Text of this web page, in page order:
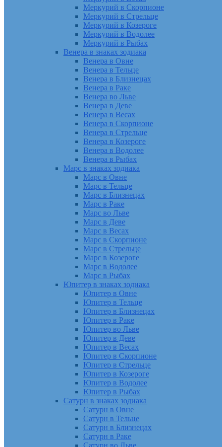
Меркурий в Скорпионе
Меркурий в Стрельце
Меркурий в Козероге
Меркурий в Водолее
Меркурий в Рыбах
Венера в знаках зодиака
Венера в Овне
Венера в Тельце
Венера в Близнецах
Венера в Раке
Венера во Льве
Венера в Деве
Венера в Весах
Венера в Скорпионе
Венера в Стрельце
Венера в Козероге
Венера в Водолее
Венера в Рыбах
Марс в знаках зодиака
Марс в Овне
Марс в Тельце
Марс в Близнецах
Марс в Раке
Марс во Льве
Марс в Деве
Марс в Весах
Марс в Скорпионе
Марс в Стрельце
Марс в Козероге
Марс в Водолее
Марс в Рыбах
Юпитер в знаках зодиака
Юпитер в Овне
Юпитер в Тельце
Юпитер в Близнецах
Юпитер в Раке
Юпитер во Льве
Юпитер в Деве
Юпитер в Весах
Юпитер в Скорпионе
Юпитер в Стрельце
Юпитер в Козероге
Юпитер в Водолее
Юпитер в Рыбах
Сатурн в знаках зодиака
Сатурн в Овне
Сатурн в Тельце
Сатурн в Близнецах
Сатурн в Раке
Сатурн во Льве